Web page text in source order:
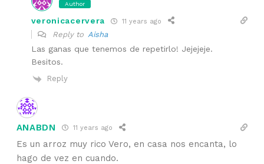
Author
veronicacervera 11 years ago
Reply to Aisha
Las ganas que tenemos de repetirlo! Jejejeje.
Besitos.
Reply
ANABDN 11 years ago
Es un arroz muy rico Vero, en casa nos encanta, lo
hago de vez en cuando.